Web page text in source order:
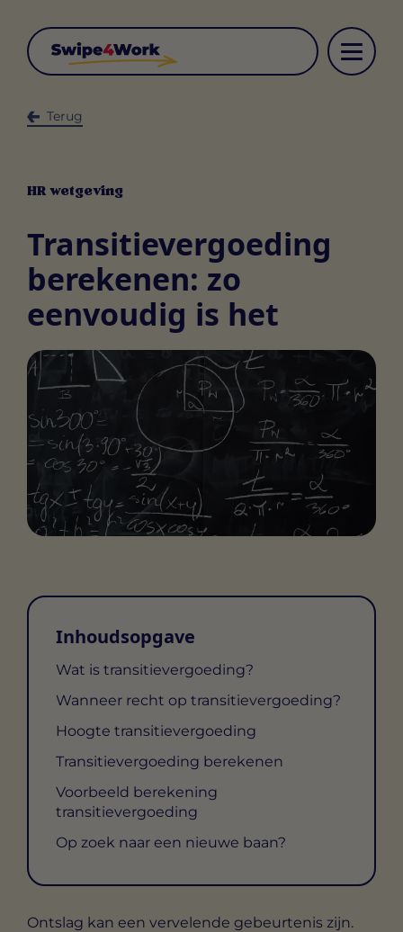
Terug
HR wetgeving
Transitievergoeding
berekenen: zo
eenvoudig is het
Inhoudsopgave
Wat is transitievergoeding?
Wanneer recht op transitievergoeding?
Hoogte transitievergoeding
Transitievergoeding berekenen
Voorbeeld berekening
transitievergoeding
Op zoek naar een nieuwe baan?
Ontslag kan een vervelende gebeurtenis zijn.